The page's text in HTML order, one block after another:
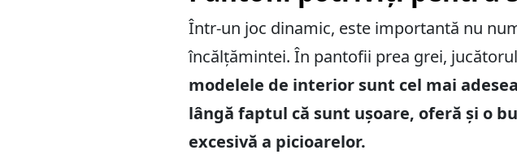
Într-un joc dinamic, este importantă nu
încălțămintei. În pantofii prea grei,
modelele de interior sunt cel mai
lângă faptul că sunt ușoare, oferă și o
excesivă a picioarelor.